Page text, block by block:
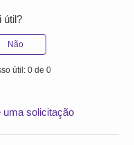
útil?
Não
útil: 0 de 0
uma solicitação